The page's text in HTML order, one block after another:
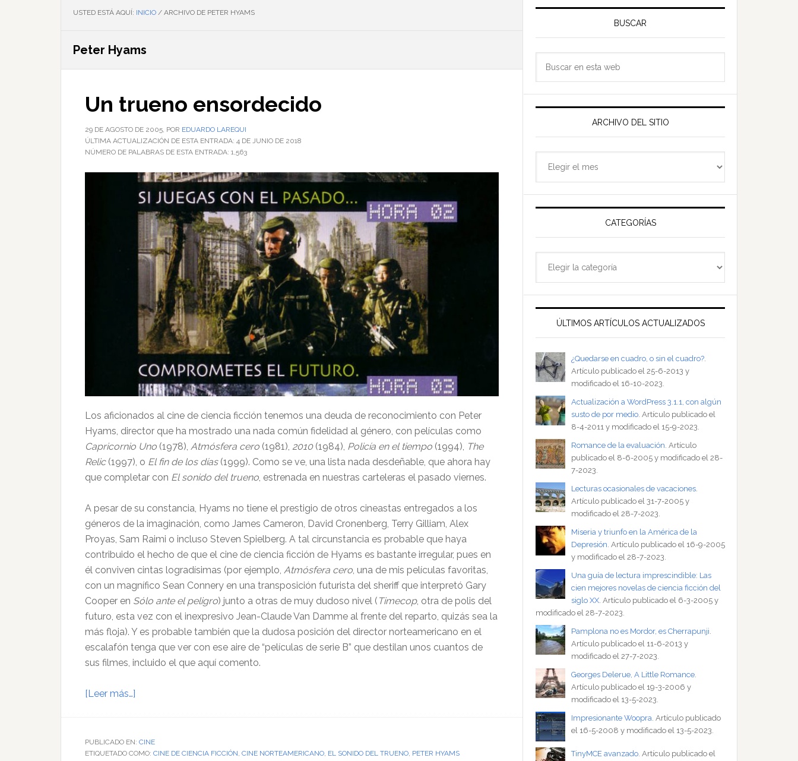
USTED ESTÁ AQUÍ: INICIO / ARCHIVO DE PETER HYAMS
Peter Hyams
Un trueno ensordecido
29 DE AGOSTO DE 2005, POR EDUARDO LAREQUI
ÚLTIMA ACTUALIZACIÓN DE ESTA ENTRADA: 4 DE JUNIO DE 2018
NÚMERO DE PALABRAS DE ESTA ENTRADA: 1,563
Los aficionados al cine de ciencia ficción tenemos una deuda de reconocimiento con Peter
Hyams, director que ha mostrado una nada común fidelidad al género, con películas como
Capricornio Uno (1978), Atmósfera cero (1981), 2010(1984), Policía en el tiempo (1994), The
Relic(1997), o El fin de los días(1999). Como se ve, una lista nada desdeñable, que ahora hay
que completar con El sonido del trueno, estrenada en nuestras carteleras el pasado viernes.
A pesar de su constancia, Hyams no tiene el prestigio de otros cineastas entregados a los
géneros de la imaginación, como James Cameron, David Cronenberg, Terry Gilliam, Alex
Proyas, Sam Raimi o incluso Steven Spielberg. A tal circunstancia es probable que haya
contribuido el hecho de que el cine de ciencia ficción de Hyams es bastante irregular, pues en
él conviven cintas logradísimas (por ejemplo, Atmósfera cero, una de mis películas favoritas,
con un magnífico Sean Connery en una transposición futurista del sheriff que interpretó Gary
Cooper en Sólo ante el peligro) junto a otras de muy dudoso nivel ( Timecop, otra de polis del
futuro, esta vez con el inexpresivo Jean-Claude Van Damme al frente del reparto, quizás sea la
más floja). Y es probable también que la dudosa posición del director norteamericano en el
escalafón tenga que ver con ese aire de “películas de serie B” que destilan unos cuantos de
sus filmes, incluido el que aquí comento.
[Leer más…]
trueno
ensordecido
PUBLICADO EN: CINE
ETIQUETADO COMO: CINE DE CIENCIA FICCIÓN, CINE NORTEAMERICANO, EL SONIDO DEL TRUENO, PETER HYAMS
Barra
principal
BUSCAR
web
ARCHIVO DEL SITIO
CATEGORÍAS
ÚLTIMOS ARTÍCULOS ACTUALIZADOS
¿Quedarse en cuadro, o sin el cuadro?.
Artículo publicado el 25-6-2013 y
modificado el 16-10-2023.
Actualización a WordPress 3.1.1, con algún
susto de por medio. Artículo publicado el
8-4-2011 y modificado el 15-9-2023.
Romance de la evaluación. Artículo
publicado el 8-6-2005 y modificado el 28-
7-2023.
Lecturas ocasionales de vacaciones.
Artículo publicado el 31-7-2005 y
modificado el 28-7-2023.
Miseria y triunfo en la América de la
Depresión. Artículo publicado el 16-9-2005
y modificado el 28-7-2023.
Una guía de lectura imprescindible: Las
cien mejores novelas de ciencia ficción del
siglo XX. Artículo publicado el 6-3-2005 y
modificado el 28-7-2023.
Pamplona no es Mordor, es Cherrapunji.
Artículo publicado el 11-6-2013 y
modificado el 27-7-2023.
Georges Delerue, A Little Romance.
Artículo publicado el 19-3-2006 y
modificado el 13-5-2023.
Impresionante Woopra. Artículo publicado
el 16-5-2008 y modificado el 13-5-2023.
TinyMCE avanzado. Artículo publicado el